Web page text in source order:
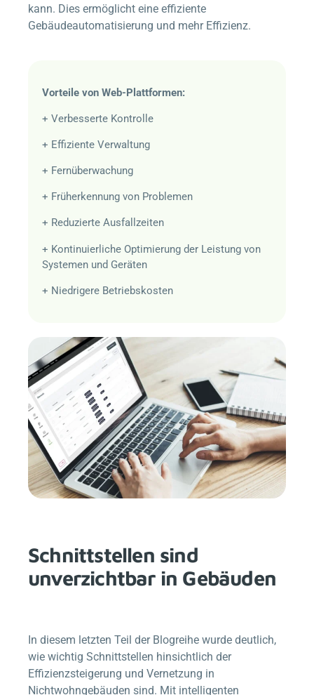
kann. Dies ermöglicht eine effiziente
Gebäudeautomatisierung und mehr Effizienz.
Vorteile von Web-Plattformen:
+ Verbesserte Kontrolle
+ Effiziente Verwaltung
+ Fernüberwachung
+ Früherkennung von Problemen
+ Reduzierte Ausfallzeiten
+ Kontinuierliche Optimierung der Leistung von
Systemen und Geräten
+ Niedrigere Betriebskosten
Schnittstellen sind
unverzichtbar in Gebäuden
In diesem letzten Teil der Blogreihe wurde deutlich,
wie wichtig Schnittstellen hinsichtlich der
Effizienzsteigerung und Vernetzung in
Nichtwohngebäuden sind. Mit intelligenten